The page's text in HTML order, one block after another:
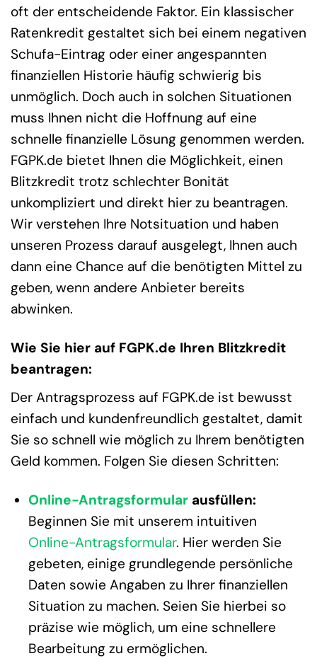
oft der entscheidende Faktor. Ein klassischer
Ratenkredit gestaltet sich bei einem negativen
Schufa-Eintrag oder einer angespannten
finanziellen Historie häufig schwierig bis
unmöglich. Doch auch in solchen Situationen
muss Ihnen nicht die Hoffnung auf eine
schnelle finanzielle Lösung genommen werden.
FGPK.de bietet Ihnen die Möglichkeit, einen
Blitzkredit trotz schlechter Bonität
unkompliziert und direkt hier zu beantragen.
Wir verstehen Ihre Notsituation und haben
unseren Prozess darauf ausgelegt, Ihnen auch
dann eine Chance auf die benötigten Mittel zu
geben, wenn andere Anbieter bereits
abwinken.
Wie Sie hier auf FGPK.de Ihren Blitzkredit
beantragen:
Der Antragsprozess auf FGPK.de ist bewusst
einfach und kundenfreundlich gestaltet, damit
Sie so schnell wie möglich zu Ihrem benötigten
Geld kommen. Folgen Sie diesen Schritten:
Online-Antragsformularausfüllen:
Beginnen Sie mit unserem intuitiven
Online-Antragsformular. Hier werden Sie
gebeten, einige grundlegende persönliche
Daten sowie Angaben zu Ihrer finanziellen
Situation zu machen. Seien Sie hierbei so
präzise wie möglich, um eine schnellere
Bearbeitung zu ermöglichen.